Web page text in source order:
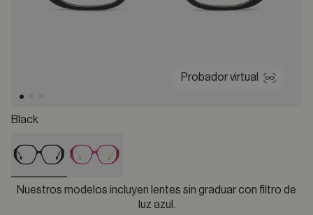
Probador virtual
Black
selected
Nuestros modelos incluyen lentes sin graduar con filtro de
luz azul.